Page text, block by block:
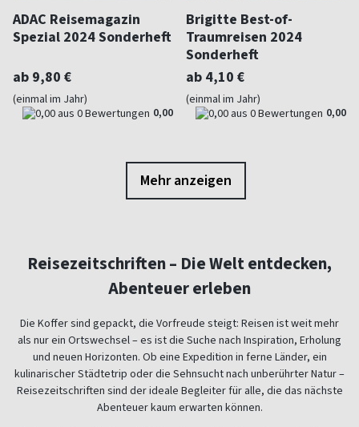
ADAC Reisemagazin
Spezial 2024 Sonderheft
ab 9,80 €
(einmal im Jahr)
0,00
Brigitte Best-of-
Traumreisen 2024
Sonderheft
ab 4,10 €
(einmal im Jahr)
0,00
Mehr anzeigen
Reisezeitschriften – Die Welt entdecken,
Abenteuer erleben
Die Koffer sind gepackt, die Vorfreude steigt: Reisen ist weit mehr
als nur ein Ortswechsel – es ist die Suche nach Inspiration, Erholung
und neuen Horizonten. Ob eine Expedition in ferne Länder, ein
kulinarischer Städtetrip oder die Sehnsucht nach unberührter Natur –
Reisezeitschriften sind der ideale Begleiter für alle, die das nächste
Abenteuer kaum erwarten können.